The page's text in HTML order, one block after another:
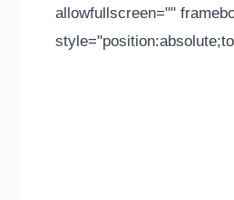
allowfullscreen=""